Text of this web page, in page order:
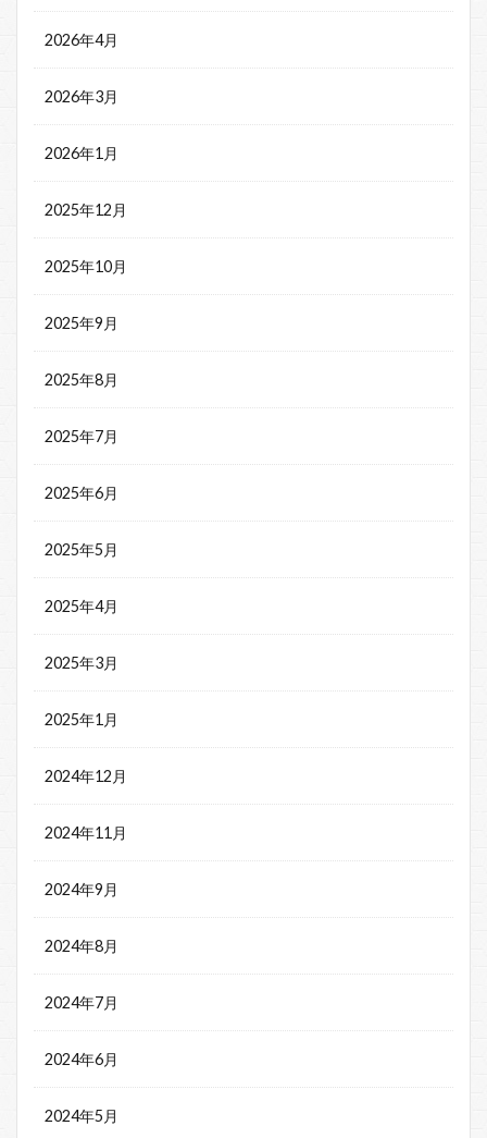
2026年4月
2026年3月
2026年1月
2025年12月
2025年10月
2025年9月
2025年8月
2025年7月
2025年6月
2025年5月
2025年4月
2025年3月
2025年1月
2024年12月
2024年11月
2024年9月
2024年8月
2024年7月
2024年6月
2024年5月